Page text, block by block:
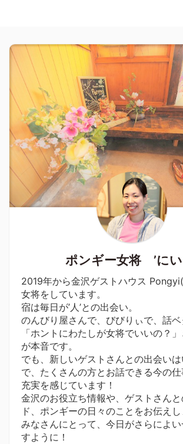
ポンギー女将 ’にい
2019年から金沢ゲストハウス
女将をしています。
宿は毎日が’人’との出会い。
のんびり屋さんで、びびりぃで、話ベ
「ホントにわたしが女将でいいの？
が本音です。
でも、新しいゲストさんとの出会い
で、たくさんの方とお話できる今の
充実を感じています！
金沢のお役立ち情報や、ゲストさん
ド、ポンギーの日々のことをお伝えし
みなさんにとって、今日がさらによい
すように！